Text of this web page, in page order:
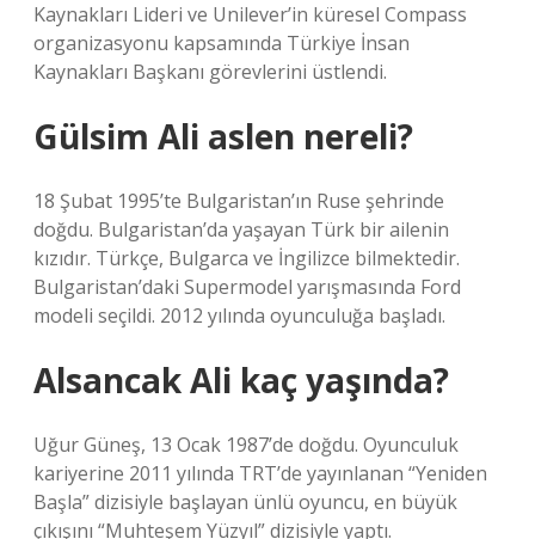
Kaynakları Lideri ve Unilever’in küresel Compass
organizasyonu kapsamında Türkiye İnsan
Kaynakları Başkanı görevlerini üstlendi.
Gülsim Ali aslen nereli?
18 Şubat 1995’te Bulgaristan’ın Ruse şehrinde
doğdu. Bulgaristan’da yaşayan Türk bir ailenin
kızıdır. Türkçe, Bulgarca ve İngilizce bilmektedir.
Bulgaristan’daki Supermodel yarışmasında Ford
modeli seçildi. 2012 yılında oyunculuğa başladı.
Alsancak Ali kaç yaşında?
Uğur Güneş, 13 Ocak 1987’de doğdu. Oyunculuk
kariyerine 2011 yılında TRT’de yayınlanan “Yeniden
Başla” dizisiyle başlayan ünlü oyuncu, en büyük
çıkışını “Muhteşem Yüzyıl” dizisiyle yaptı.